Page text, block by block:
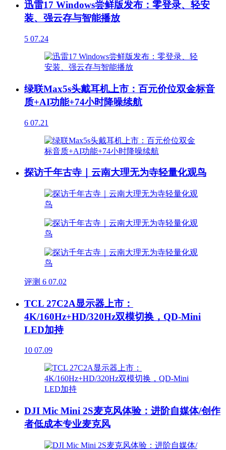
迅雷17 Windows尝鲜版发布：零登录、轻安
装、强云存与智能播放
5 07.24
绿联Max5s头戴耳机上市：百元价位双金标音
质+AI功能+74小时降噪续航
6 07.21
探访千年古寺｜云南大理无为寺轻量化观鸟
评测 6 07.02
TCL 27C2A显示器上市：
4K/160Hz+HD/320Hz双模切换，QD-Mini
LED加持
10 07.09
DJI Mic Mini 2S麦克风体验：进阶自媒体/创作
者低成本专业麦克风